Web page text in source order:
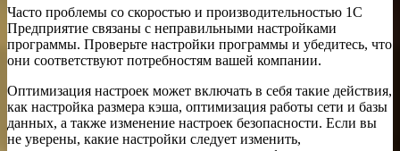
Часто проблемы со скоростью и производительностью 1С
Предприятие связаны с неправильными настройками
программы. Проверьте настройки программы и убедитесь, что
они соответствуют потребностям вашей компании.
Оптимизация настроек может включать в себя такие действия,
как настройка размера кэша, оптимизация работы сети и базы
данных, а также изменение настроек безопасности. Если вы
не уверены, какие настройки следует изменить,